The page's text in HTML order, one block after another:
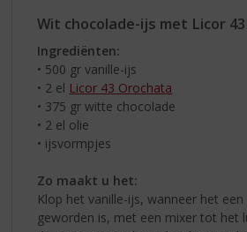
Wit chocolade-ijs met Licor 43
Ingrediënten:
• 500 gr vanille-ijs
• 2 el Licor 43 Orochata
• 375 gr witte chocolade
• 2 el olie
• ijsvormpjes
Zo maakt u het:
Klop het vanille-ijs, wanneer het
geworden is, met een mixer tot het